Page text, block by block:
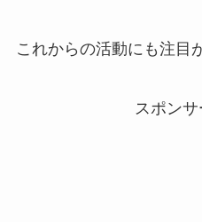
これからの活動にも注目
スポンサ